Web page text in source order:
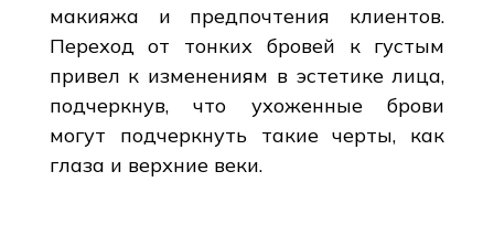
макияжа и предпочтения клиентов.
Переход от тонких бровей к густым
привел к изменениям в эстетике лица,
подчеркнув, что ухоженные брови
могут подчеркнуть такие черты, как
глаза и верхние веки.